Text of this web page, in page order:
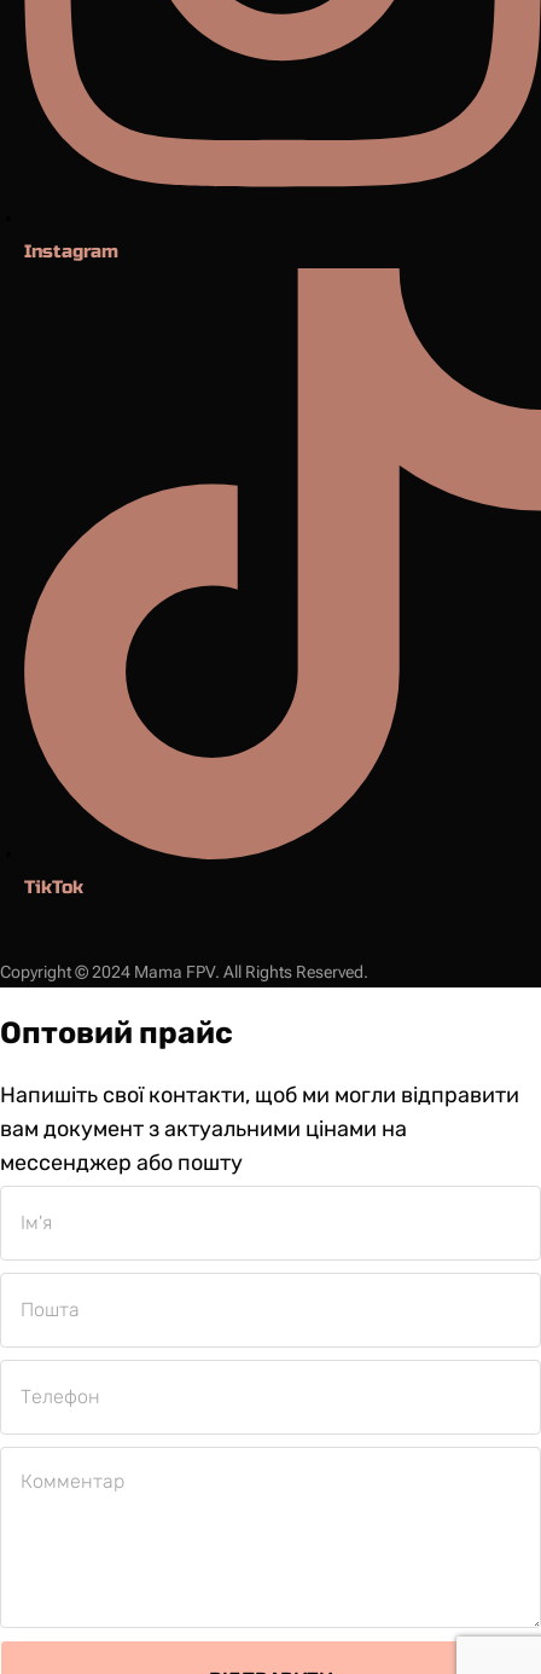
Instagram
TikTok
Copyright © 2024 Mama FPV. All Rights Reserved.
Оптовий прайс
Напишіть свої контакти, щоб ми могли відправити
вам документ з актуальними цінами на
мессенджер або пошту